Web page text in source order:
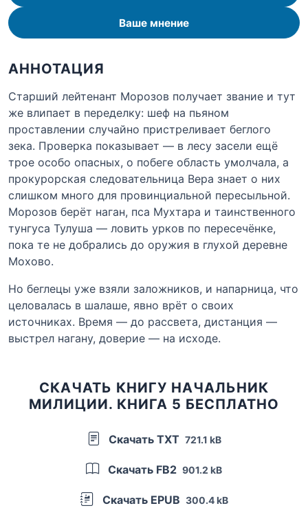
Ваше мнение
АННОТАЦИЯ
Старший лейтенант Морозов получает звание и тут
же влипает в переделку: шеф на пьяном
проставлении случайно пристреливает беглого
зека. Проверка показывает — в лесу засели ещё
трое особо опасных, о побеге область умолчала, а
прокурорская следовательница Вера знает о них
слишком много для провинциальной пересыльной.
Морозов берёт наган, пса Мухтара и таинственного
тунгуса Тулуша — ловить урков по пересечёнке,
пока те не добрались до оружия в глухой деревне
Мохово.
Но беглецы уже взяли заложников, и напарница, что
целовалась в шалаше, явно врёт о своих
источниках. Время — до рассвета, дистанция —
выстрел нагану, доверие — на исходе.
СКАЧАТЬ КНИГУ НАЧАЛЬНИК
МИЛИЦИИ. КНИГА 5 БЕСПЛАТНО
Скачать TXT 721.1 kB
Скачать FB2 901.2 kB
Скачать EPUB 300.4 kB